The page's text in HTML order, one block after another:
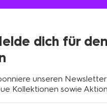
dich für
unseren
Kollektionen sowie